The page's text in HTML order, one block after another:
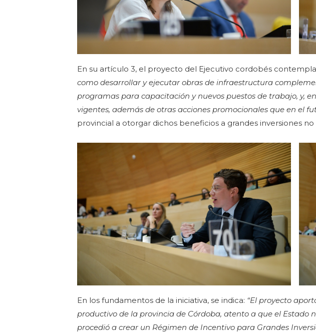
En su artículo 3, el proyecto del Ejecutivo cordobés contempla
como desarrollar y ejecutar obras de infraestructura
programas para capacitación y nuevos puestos de trabajo, y,
vigentes, además de otras acciones promocionales que en el
provincial a otorgar dichos beneficios a grandes inversiones
En los fundamentos de la iniciativa, se indica: “El proyecto
productivo de la provincia de Córdoba, atento a que el Estado
procedió a crear un Régimen de Incentivo para Grandes